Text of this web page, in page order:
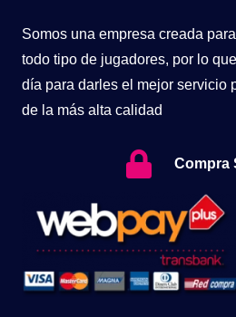
Somos una empresa creada
todo tipo de jugadores, por lo
día para darles el mejor servicio
de la más alta calidad
Compra